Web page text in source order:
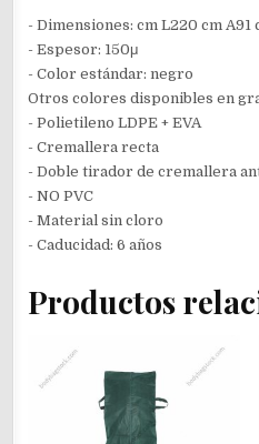
- Dimensiones: cm L220 cm A91
- Espesor: 150μ
- Color estándar: negro
Otros colores disponibles en
- Polietileno LDPE + EVA
- Cremallera recta
- Doble tirador de cremallera
- NO PVC
- Material sin cloro
- Caducidad: 6 años
Productos